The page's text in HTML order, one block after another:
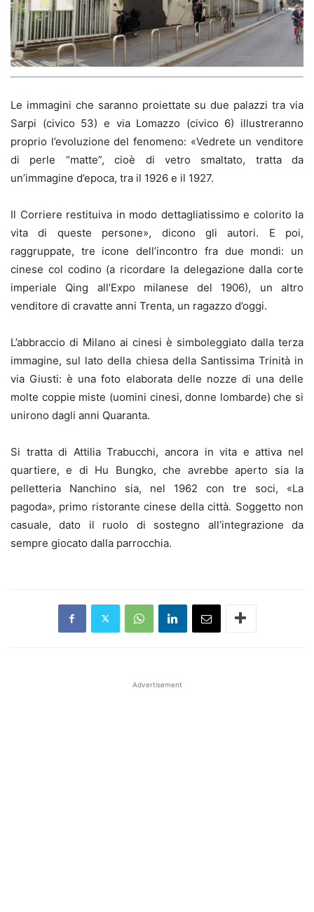
Le immagini che saranno proiettate su due palazzi tra via
Sarpi (civico 53) e via Lomazzo (civico 6) illustreranno
proprio l’evoluzione del fenomeno: «Vedrete un venditore
di perle “matte”, cioè di vetro smaltato, tratta da
un’immagine d’epoca, tra il 1926 e il 1927.
Il Corriere restituiva in modo dettagliatissimo e colorito la
vita di queste persone», dicono gli autori. E poi,
raggruppate, tre icone dell’incontro fra due mondi: un
cinese col codino (a ricordare la delegazione dalla corte
imperiale Qing all’Expo milanese del 1906), un altro
venditore di cravatte anni Trenta, un ragazzo d’oggi.
L’abbraccio di Milano ai cinesi è simboleggiato dalla terza
immagine, sul lato della chiesa della Santissima Trinità in
via Giusti: è una foto elaborata delle nozze di una delle
molte coppie miste (uomini cinesi, donne lombarde) che si
unirono dagli anni Quaranta.
Si tratta di Attilia Trabucchi, ancora in vita e attiva nel
quartiere, e di Hu Bungko, che avrebbe aperto sia la
pelletteria Nanchino sia, nel 1962 con tre soci, «La
pagoda», primo ristorante cinese della città. Soggetto non
casuale, dato il ruolo di sostegno all’integrazione da
sempre giocato dalla parrocchia.
Advertisement